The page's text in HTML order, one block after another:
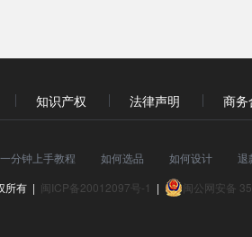
知识产权 法律声明 商务
一分钟上手教程 如何选品 如何设计
退
所有 | 闽ICP备20012097号-1 | 闽公网安备